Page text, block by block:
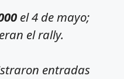
el 4 de mayo;
el rally.
entradas